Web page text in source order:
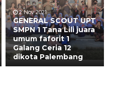
2 Nov 2021
GENERAL SCOUT UPT
SMPN 1 Tana Lili juara
umum faforit 1
Galang Ceria 12
dikota Palembang